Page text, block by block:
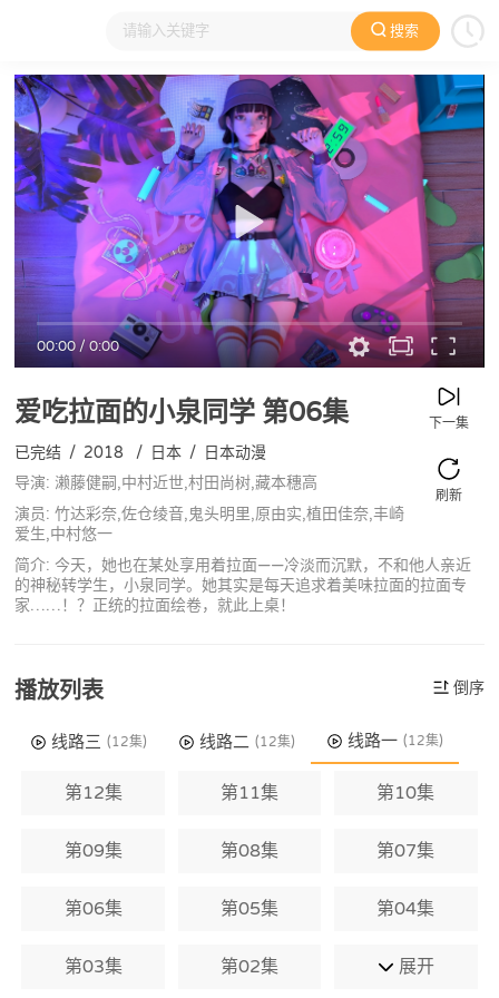
搜索
大家在看 日本动漫 国产动漫 欧美动漫 动漫电影
00:00/0:00
爱吃拉面的小泉同学 第06集 下一集
刷新
已完结 / 2018 / 日本 / 日本动漫
导演: 濑藤健嗣,中村近世,村田尚树,藏本穗高
演员: 竹达彩奈,佐仓绫音,鬼头明里,原由实,植田佳奈,丰崎
爱生,中村悠一
简介: 今天，她也在某处享用着拉面——冷淡而沉默，不和他人亲近
的神秘转学生，小泉同学。她其实是每天追求着美味拉面的拉面专
家……！？正统的拉面绘卷，就此上桌！
播放列表 倒序
线路三 (12集) 线路二 (12集) 线路一 (12集)
第12集 第11集 第10集
第09集 第08集 第07集
第06集 第05集 第04集
第03集 第02集 展开